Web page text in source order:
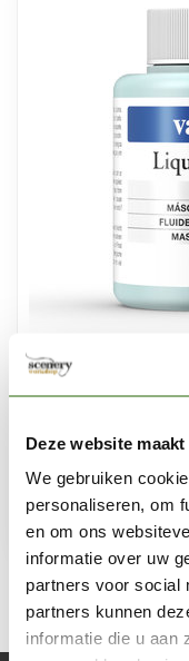
Deze website
We gebruiken
personaliseren, om
en om ons
informatie over uw
partners voor social
partners kunnen
informatie die u aan
VALLEJO
Masking Fluid -
Niet op voorraad